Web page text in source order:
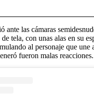
ante las cámaras
tela, con unas alas en su
al personaje que une
fueron malas reacciones.